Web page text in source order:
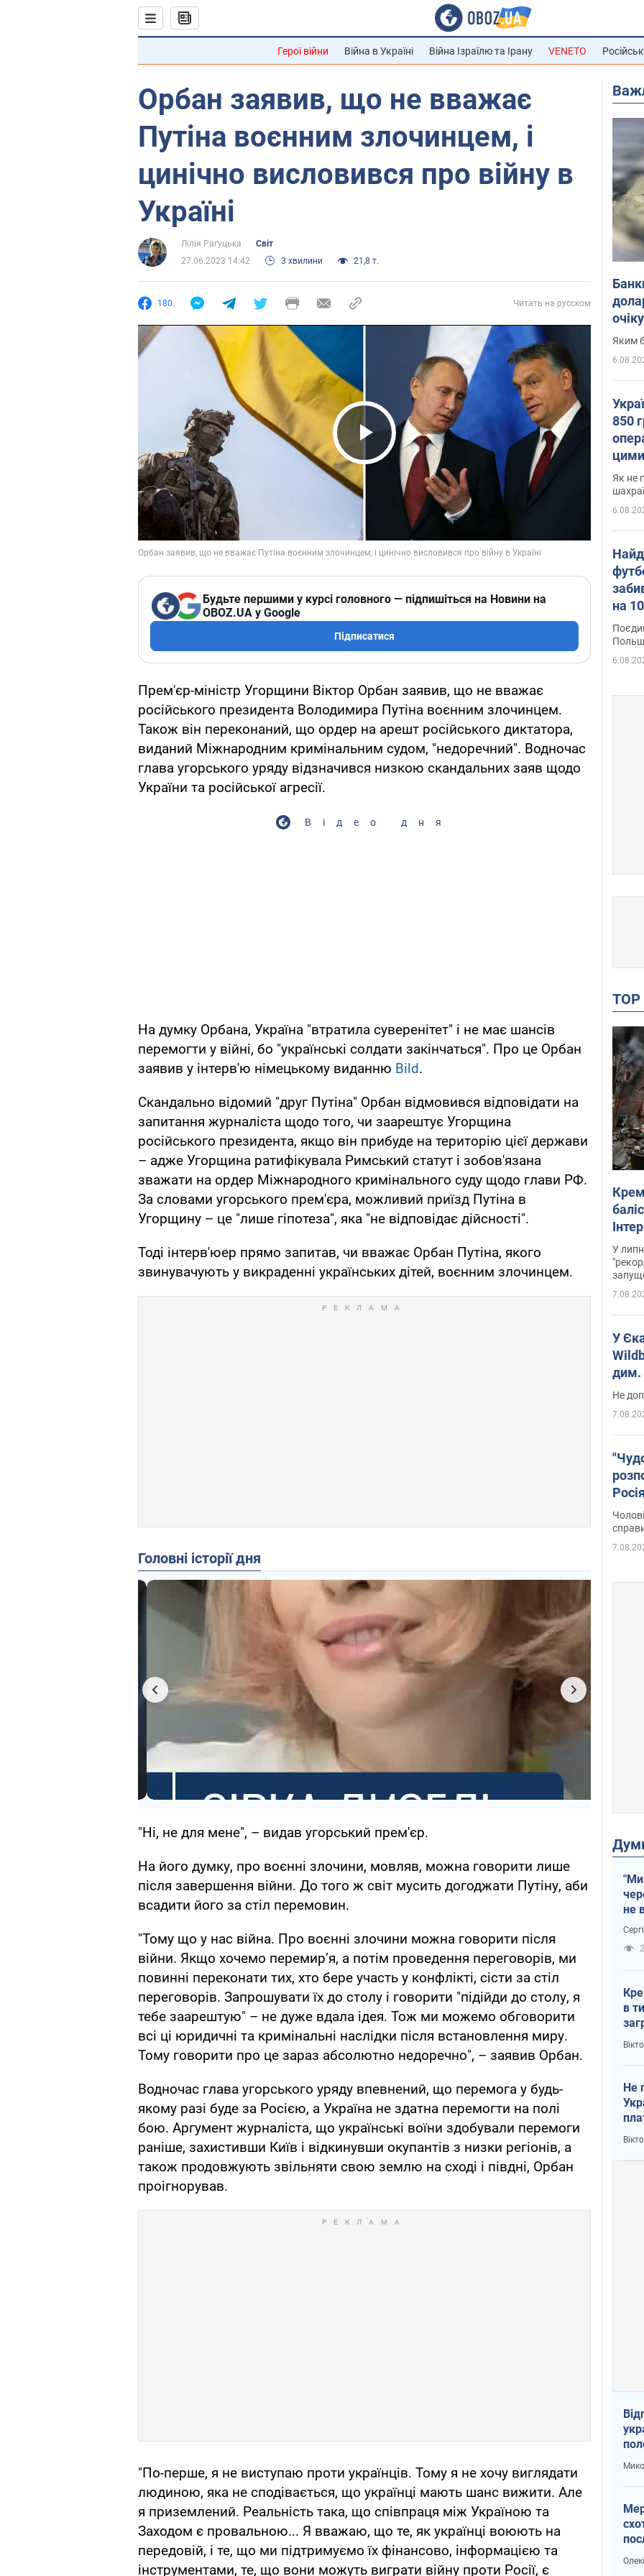
Герої війни Війна в Україні Війна Ізраїлю та Ірану VENETO
Орбан заявив, що не вважає
Путіна воєнним злочинцем, і
цинічно висловився про війну в
Україні
Лілія Рагуцька
Світ
27.06.2023 14:42
3 хвилини 21,8 т.
180 Читать на русском
Play Video
Будьте першими у курсі головного — підпишіться на Новини на
OBOZ.UA у Google
Підписатися
Прем'єр-міністр Угорщини Віктор Орбан заявив, що не вважає
російського президента Володимира Путіна воєнним злочинцем.
Також він переконаний, що ордер на арешт російського диктатора,
виданий Міжнародним кримінальним судом, "недоречний". Водночас
глава угорського уряду відзначився низкою скандальних заяв щодо
України та російської агресії.
Відео дня
На думку Орбана, Україна "втратила суверенітет" і не має шансів
перемогти у війні, бо "українські солдати закінчаться". Про це Орбан
заявив у інтерв'ю німецькому виданню Bild.
Скандально відомий "друг Путіна" Орбан відмовився відповідати на
запитання журналіста щодо того, чи заарештує Угорщина
російського президента, якщо він прибуде на територію цієї держави
– адже Угорщина ратифікувала Римський статут і зобов'язана
зважати на ордер Міжнародного кримінального суду щодо глави РФ.
За словами угорського прем'єра, можливий приїзд Путіна в
Угорщину – це "лише гіпотеза", яка "не відповідає дійсності".
Тоді інтерв'юер прямо запитав, чи вважає Орбан Путіна, якого
звинувачують у викраденні українських дітей, воєнним злочинцем.
Головні історії дня
"Ні, не для мене", – видав угорський прем'єр.
На його думку, про воєнні злочини, мовляв, можна говорити лише
після завершення війни. До того ж світ мусить догоджати Путіну, аби
всадити його за стіл перемовин.
"Тому що у нас війна. Про воєнні злочини можна говорити після
війни. Якщо хочемо перемир’я, а потім проведення переговорів, ми
повинні переконати тих, хто бере участь у конфлікті, сісти за стіл
переговорів. Запрошувати їх до столу і говорити "підійди до столу, я
тебе заарештую" – не дуже вдала ідея. Тож ми можемо обговорити
всі ці юридичні та кримінальні наслідки після встановлення миру.
Тому говорити про це зараз абсолютно недоречно", – заявив Орбан.
Водночас глава угорського уряду впевнений, що перемога у будь-
якому разі буде за Росією, а Україна не здатна перемогти на полі
бою. Аргумент журналіста, що українські воїни здобували перемоги
раніше, захистивши Київ і відкинувши окупантів з низки регіонів, а
також продовжують звільняти свою землю на сході і півдні, Орбан
проігнорував.
"По-перше, я не виступаю проти українців. Тому я не хочу виглядати
людиною, яка не сподівається, що українці мають шанс вижити. Але
я приземлений. Реальність така, що співпраця між Україною та
Заходом є провальною... Я вважаю, що те, як українці воюють на
передовій, і те, що ми підтримуємо їх фінансово, інформацією та
інструментами, те, що вони можуть виграти війну проти Росії, є
Яким
850
Як не
на
Відео
У
У
дим.
Не
Фото
"Ми
не
в
Не